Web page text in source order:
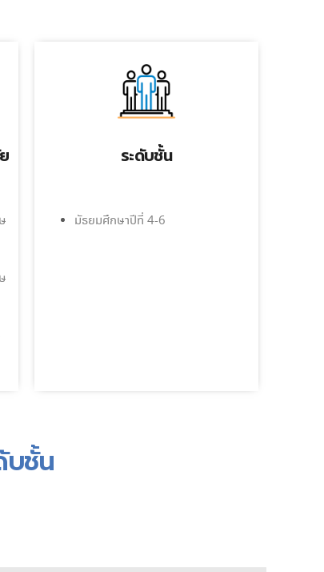
ระดับชั้น
มัธยมศึกษาปีที่ 4-6
บชั้น